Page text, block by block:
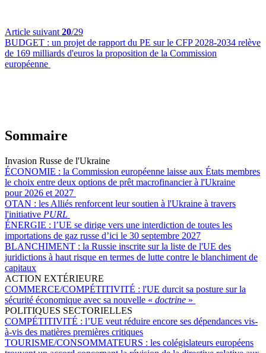
Article suivant 20/29
BUDGET : un projet de rapport du PE sur le CFP 2028-2034 relève
de 169 milliards d'euros la proposition de la Commission
européenne
Sommaire
Invasion Russe de l'Ukraine
ÉCONOMIE : la Commission européenne laisse aux États membres
le choix entre deux options de prêt macrofinancier à l'Ukraine
pour 2026 et 2027
OTAN : les Alliés renforcent leur soutien à l'Ukraine à travers
l'initiative PURL
ÉNERGIE : l’UE se dirige vers une interdiction de toutes les
importations de gaz russe d’ici le 30 septembre 2027
BLANCHIMENT : la Russie inscrite sur la liste de l'UE des
juridictions à haut risque en termes de lutte contre le blanchiment de
capitaux
ACTION EXTÉRIEURE
COMMERCE/COMPÉTITIVITÉ : l'UE durcit sa posture sur la
sécurité économique avec sa nouvelle « doctrine »
POLITIQUES SECTORIELLES
COMPÉTITIVITÉ : l’UE veut réduire encore ses dépendances vis-
à-vis des matières premières critiques
TOURISME/CONSOMMATEURS : les colégislateurs européens